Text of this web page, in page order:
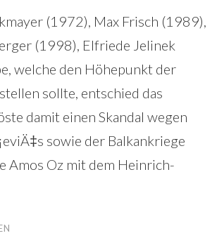
(1972), Max Frisch (1989),
(1998), Elfriede Jelinek
welche den Höhepunkt der
sollte, entschied das
damit einen Skandal wegen
sowie der Balkankriege
Amos Oz mit dem Heinrich-